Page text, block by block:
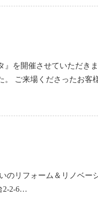
を開催させていただき
。 ご来場くださったお客
のリフォーム＆リノベー
2-2-6…